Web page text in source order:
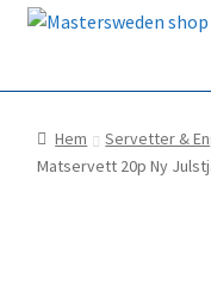
Hoppa
Hoppa
Hem
Ditt konto
Hem Servetter &
Matservett 20p Ny